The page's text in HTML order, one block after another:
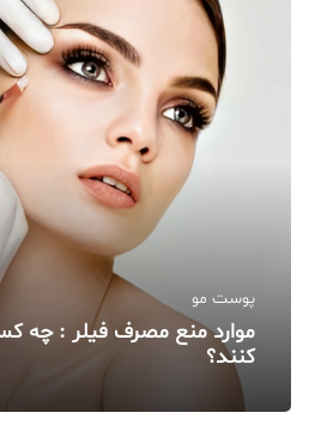
پوست مو
موارد منع مصرف فیلر : چه
کنند؟